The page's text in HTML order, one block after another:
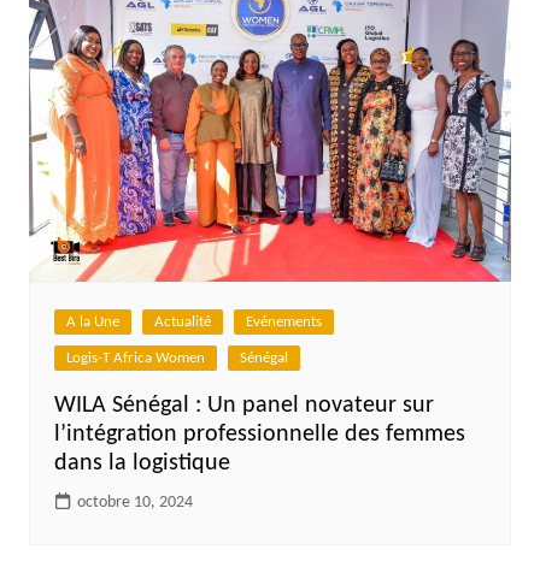
A la Une Actualité Evénements
Logis-T Africa Women Sénégal
WILA Sénégal : Un panel novateur sur
l’intégration professionnelle des femmes
dans la logistique
octobre 10, 2024